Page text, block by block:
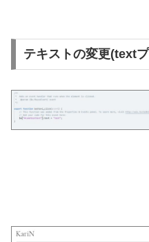
テキストの変更(text